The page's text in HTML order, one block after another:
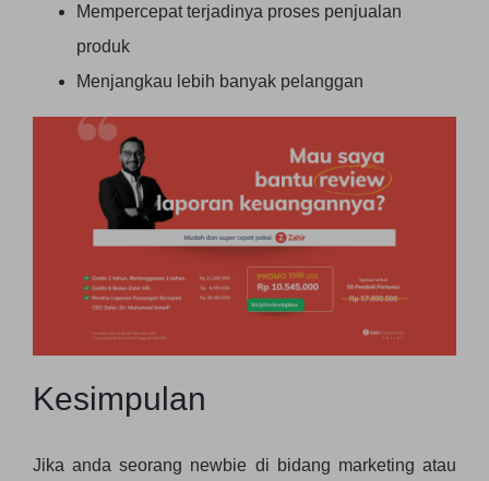
Mempercepat terjadinya proses penjualan
produk
Menjangkau lebih banyak pelanggan
Kesimpulan
Jika anda seorang newbie di bidang marketing atau